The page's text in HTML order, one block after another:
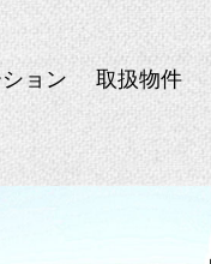
ョン 取扱物件